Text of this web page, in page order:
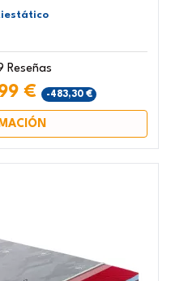
Reseñas
€ -483,30 €